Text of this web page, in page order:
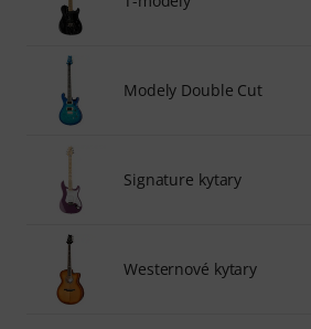
Modely Double Cut
Signature kytary
Westernové kytary